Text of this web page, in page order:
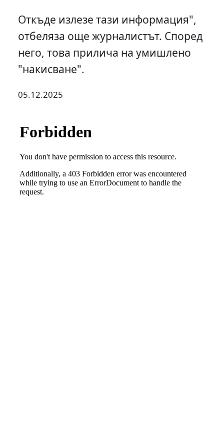
Откъде излезе тази информация",
отбеляза още журналистът. Според
него, това прилича на умишлено
"накисване".
05.12.2025